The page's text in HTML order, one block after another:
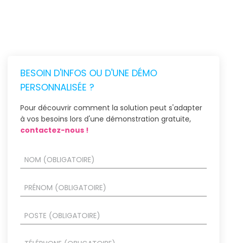
BESOIN D'INFOS OU D'UNE DÉMO
PERSONNALISÉE ?
Pour découvrir comment la solution peut s'adapter
à vos besoins lors d'une démonstration gratuite,
contactez-nous !